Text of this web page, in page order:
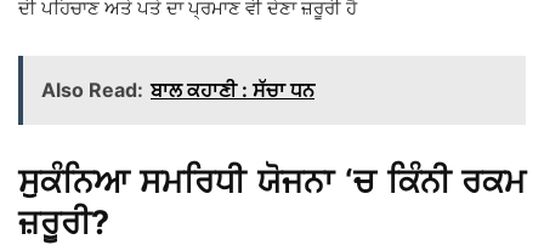
ਦੀ ਪਹਿਚਾਣ ਅਤੇ ਪਤੇ ਦਾ ਪ੍ਰਮਾਣ ਵੀ ਦੇਣਾ ਜ਼ਰੂਰੀ ਹੈ
Also Read: ਬਾਲ ਕਹਾਣੀ : ਸੱਚਾ ਧਨ
ਸੁਕੰਨਿਆ ਸਮਰਿਧੀ ਯੋਜਨਾ ‘ਚ ਕਿੰਨੀ ਰਕਮ
ਜ਼ਰੂਰੀ?